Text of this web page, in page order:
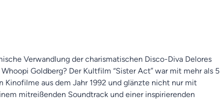
Verwandlung der charismatischen Disco-Diva Delores
Goldberg? Der Kultfilm “Sister Act” war mit mehr als 5
aus dem Jahr 1992 und glänzte nicht nur mit
mitreißenden Soundtrack und einer inspirierenden